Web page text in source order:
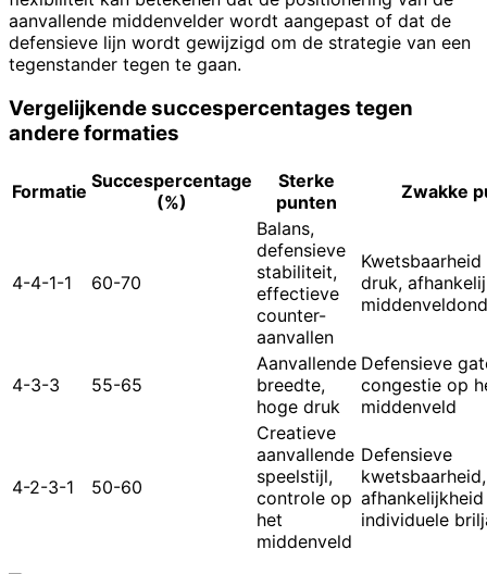
aanvallende middenvelder wordt aangepast of dat de
defensieve lijn wordt gewijzigd om de strategie van een
tegenstander tegen te gaan.
Vergelijkende succespercentages tegen
andere formaties
Formatie Succespercentage
(%)
Sterke
punten
Zwakke
4-4-1-1 60-70
Balans,
defensieve
stabiliteit,
effectieve
counter-
aanvallen
druk,
4-3-3 55-65
Aanvallende
breedte,
hoge druk
Defensieve
congestie op
middenveld
4-2-3-1 50-60
Creatieve
aanvallende
speelstijl,
controle op
het
middenveld
Defensieve
kwetsbaarheid,
individuele